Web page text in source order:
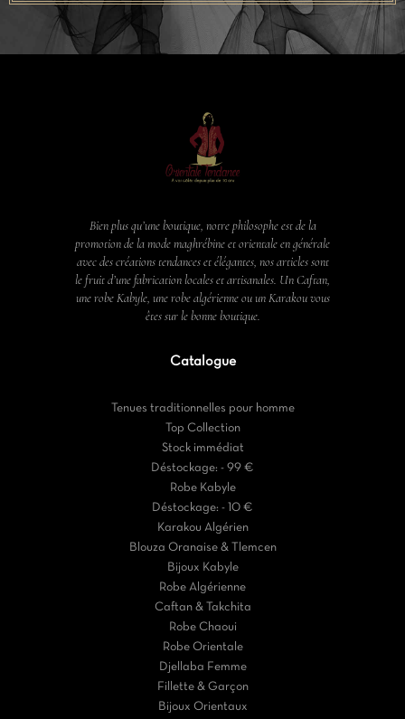
Bien plus qu’une boutique, notre philosophe est de la
promotion de la mode maghrébine et orientale en générale
avec des créations tendances et élégantes, nos articles sont
le fruit d’une fabrication locales et artisanales. Un Caftan,
une robe Kabyle, une robe algérienne ou un Karakou vous
êtes sur le bonne boutique.
Catalogue
Tenues traditionnelles pour homme
Top Collection
Stock immédiat
Déstockage: - 99 €
Robe Kabyle
Déstockage: - 10 €
Karakou Algérien
Blouza Oranaise & Tlemcen
Bijoux Kabyle
Robe Algérienne
Caftan & Takchita
Robe Chaoui
Robe Orientale
Djellaba Femme
Fillette & Garçon
Bijoux Orientaux